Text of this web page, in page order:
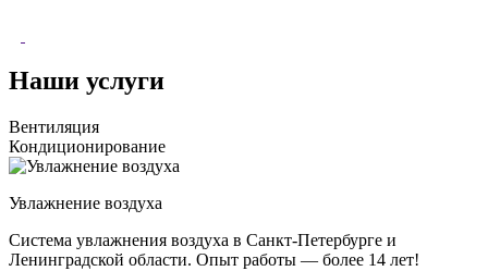
Наши услуги
Вентиляция
Кондиционирование
Увлажнение воздуха
Система увлажнения воздуха в Санкт-Петербурге и
Ленинградской области. Опыт работы — более 14 лет!